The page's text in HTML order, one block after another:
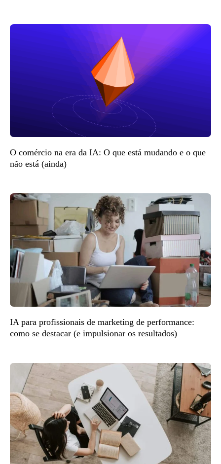
O comércio na era da IA: O que está mudando e o que
não está (ainda)
IA para profissionais de marketing de performance:
como se destacar (e impulsionar os resultados)